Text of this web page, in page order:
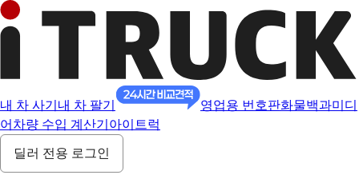
내 차 사기 내 차 팔기 영업용 번호판화물백과미디
어 차량 수입 계산기 아이트럭
딜러 전용 로그인